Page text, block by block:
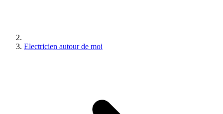
Electricien autour de moi